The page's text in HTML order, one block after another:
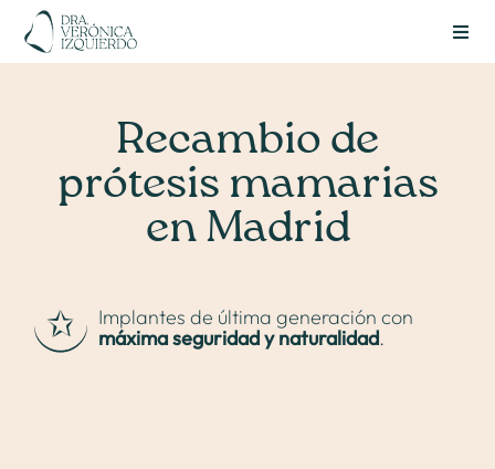
content
Recambio de
prótesis mamarias
en Madrid
Implantes de última generación con
máxima seguridad y naturalidad.